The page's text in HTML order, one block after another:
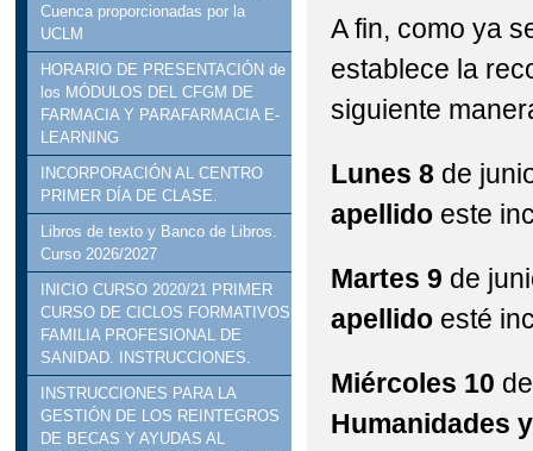
Cuenca proporcionadas por la
UCLM
HORARIO DE PRESENTACIÓN de
los MÓDULOS DEL CFGM DE
FARMACIA Y PARAFARMACIA E-
LEARNING
INCORPORACIÓN AL CENTRO
PRIMER DÍA DE CLASE.
Libros de texto y Banco de Libros.
Curso 2026/2027
INICIO CURSO 2020/21 PRIMER
CURSO DE CICLOS FORMATIVOS
FAMILIA PROFESIONAL DE
SANIDAD. INSTRUCCIONES.
INSTRUCCIONES PARA LA
GESTIÓN DE LOS REINTEGROS
DE BECAS Y AYUDAS AL
A fin, como ya
establece la
siguiente
Lunes 8 de
apellidoeste
Martes 9 de
apellidoesté
Miércoles 10
Humanidades